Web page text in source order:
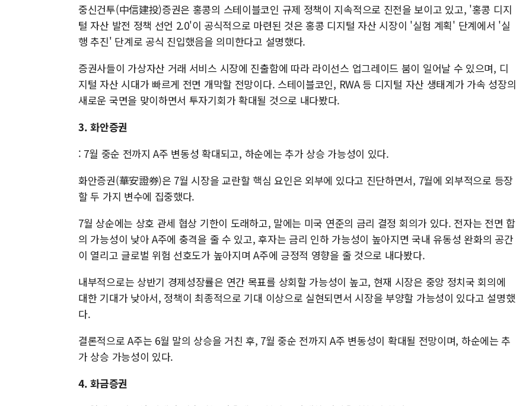
중신건투(中信建投)증권은 홍콩의 스테이블코인 규제 정책이 지속적으로 진전을 보이고 있고, '홍콩 디지
털 자산 발전 정책 선언 2.0'이 공식적으로 마련된 것은 홍콩 디지털 자산 시장이 '실험 계획' 단계에서 '실
행 추진' 단계로 공식 진입했음을 의미한다고 설명했다.
증권사들이 가상자산 거래 서비스 시장에 진출함에 따라 라이선스 업그레이드 붐이 일어날 수 있으며, 디
지털 자산 시대가 빠르게 전면 개막할 전망이다. 스테이블코인, RWA 등 디지털 자산 생태계가 가속 성장의
새로운 국면을 맞이하면서 투자기회가 확대될 것으로 내다봤다.
3. 화안증권
: 7월 중순 전까지 A주 변동성 확대되고, 하순에는 추가 상승 가능성이 있다.
화안증권(華安證券)은 7월 시장을 교란할 핵심 요인은 외부에 있다고 진단하면서, 7월에 외부적으로 등장
할 두 가지 변수에 집중했다.
7월 상순에는 상호 관세 협상 기한이 도래하고, 말에는 미국 연준의 금리 결정 회의가 있다. 전자는 전면 합
의 가능성이 낮아 A주에 충격을 줄 수 있고, 후자는 금리 인하 가능성이 높아지면 국내 유동성 완화의 공간
이 열리고 글로벌 위험 선호도가 높아지며 A주에 긍정적 영향을 줄 것으로 내다봤다.
내부적으로는 상반기 경제성장률은 연간 목표를 상회할 가능성이 높고, 현재 시장은 중앙 정치국 회의에
대한 기대가 낮아서, 정책이 최종적으로 기대 이상으로 실현되면서 시장을 부양할 가능성이 있다고 설명했
다.
결론적으로 A주는 6월 말의 상승을 거친 후, 7월 중순 전까지 A주 변동성이 확대될 전망이며, 하순에는 추
가 상승 가능성이 있다.
4. 화금증권